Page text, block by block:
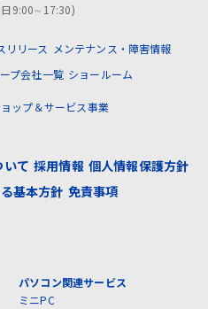
日9:00∼17:30)
リリース
メンテナンス・障害情報
プ会社一覧 ショールーム
ップ＆サービス事業
いて 採用情報 個人情報保護方針
基本方針 免責事項
パソコン関連サービス
ミニPC